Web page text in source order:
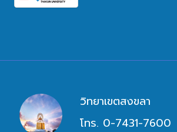
วิทยาเขตสงขลา
โทร. 0-7431-7600